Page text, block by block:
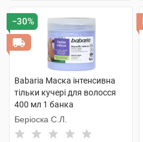
−30%
Babaria Маска інтенсивна
тільки кучері для волосся
400 мл 1 банка
Беріоска С.Л.